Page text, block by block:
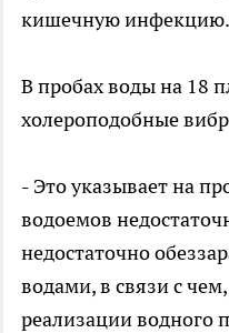
кишечную инфекцию.
В пробах воды на 18
холероподобные
- Это указывает на
водоемов
недостаточно
водами, в связи с
реализации водного